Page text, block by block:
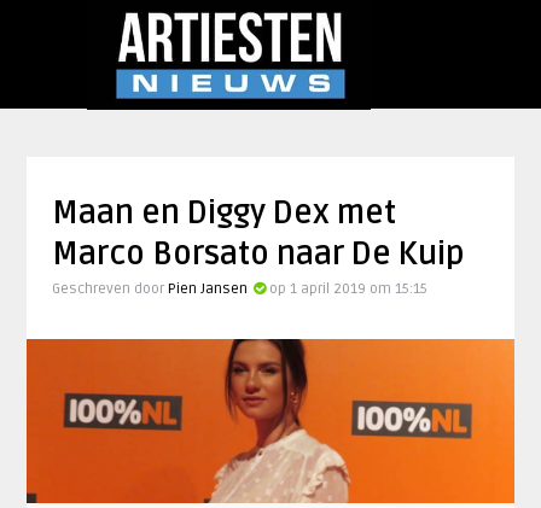
Maan en Diggy Dex met
Marco Borsato naar De Kuip
Geschreven door Pien Jansen op 1 april 2019 om 15:15